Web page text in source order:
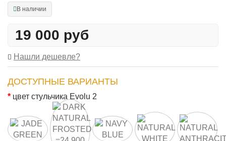
В наличии
19 000 руб
Нашли дешевле?
ДОСТУПНЫЕ ВАРИАНТЫ
цвет стульчика Evolu 2